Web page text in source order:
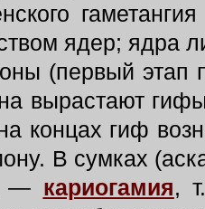
ядер; ядра
(первый этап
вырастают
концах гиф
В сумках
— кариогамия,